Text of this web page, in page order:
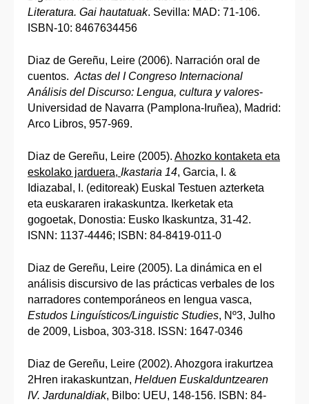
Literatura. Gai hautatuak. Sevilla: MAD: 71-106.
ISBN-10: 8467634456
Diaz de Gereñu, Leire (2006). Narración oral de
cuentos. Actas del I Congreso Internacional
Análisis del Discurso: Lengua, cultura y valores-
Universidad de Navarra (Pamplona-Iruñea), Madrid:
Arco Libros, 957-969.
Diaz de Gereñu, Leire (2005). Ahozko kontaketa eta
eskolako jarduera, Ikastaria 14, Garcia, I. &
Idiazabal, I. (editoreak) Euskal Testuen azterketa
eta euskararen irakaskuntza. Ikerketak eta
gogoetak, Donostia: Eusko Ikaskuntza, 31-42.
ISNN: 1137-4446; ISBN: 84-8419-011-0
Diaz de Gereñu, Leire (2005). La dinámica en el
análisis discursivo de las prácticas verbales de los
narradores contemporáneos en lengua vasca,
Estudos Linguísticos/Linguistic Studies, Nº3, Julho
de 2009, Lisboa, 303-318. ISSN: 1647-0346
Diaz de Gereñu, Leire (2002). Ahozgora irakurtzea
2Hren irakaskuntzan, Helduen Euskalduntzearen
IV. Jardunaldiak, Bilbo: UEU, 148-156. ISBN: 84-